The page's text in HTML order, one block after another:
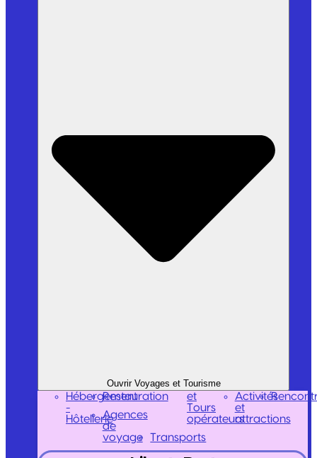
Ouvrir Voyages et Tourisme
Hébergement
-
Hôtellerie
Restauration
Agences
de
voyage
et
Tours
opérateurs
Transports
Activités
et
attractions